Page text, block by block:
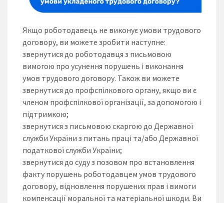
Якщо роботодавець не виконує умови трудового
договору, ви можете зробити наступне:
звернутися до роботодавця з письмовою
вимогою про усунення порушень і виконання
умов трудового договору. Також ви можете
звернутися до профспілкового органу, якщо ви є
членом профспілкової організації, за допомогою і
підтримкою;
звернутися з письмовою скаргою до Державної
служби України з питань праці та/або Державної
податкової служби України;
звернутися до суду з позовом про встановлення
факту порушень роботодавцем умов трудового
договору, відновлення порушених прав і вимоги
компенсації моральної та матеріальної шкоди. Ви